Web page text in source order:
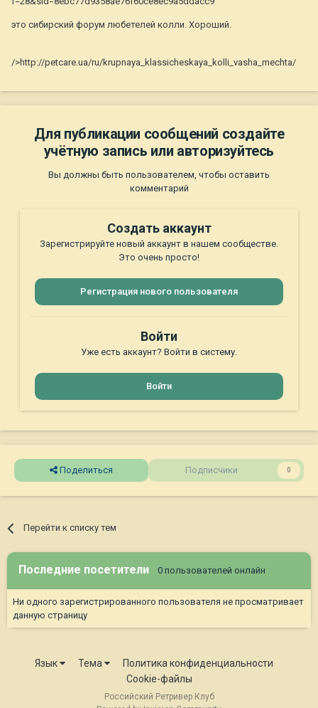
это сибирский форум любетелей колли. Хороший.
/>http://petcare.ua/ru/krupnaya_klassicheskaya_kolli_vasha_mechta/
Для публикации сообщений создайте
учётную запись или авторизуйтесь
Вы должны быть пользователем, чтобы оставить
комментарий
Создать аккаунт
Зарегистрируйте новый аккаунт в нашем сообществе.
Это очень просто!
Регистрация нового пользователя
Войти
Уже есть аккаунт? Войти в систему.
Войти
Поделиться Подписчики 0
Перейти к списку тем
Последние посетители 0 пользователей онлайн
Ни одного зарегистрированного пользователя не просматривает
данную страницу
Язык Тема
Политика конфиденциальности
Cookie-файлы
Российский Ретривер Клуб